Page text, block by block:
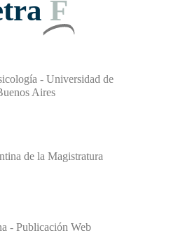
F
- Universidad de
Aires
de la Magistratura
- Publicación Web